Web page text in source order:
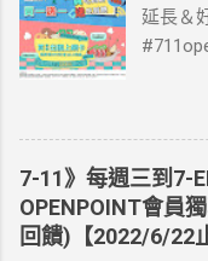
延長＆
國上
送王
活動網
卡：好
送同天
7-11》每週三到7-
OPENPOINT會員
回饋)【2022/6/22